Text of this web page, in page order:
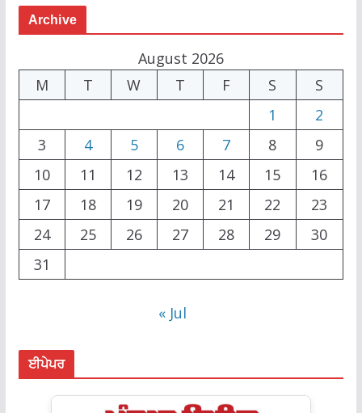
Archive
August 2026
M
T W T F S
S
1
2
3
4 5 6 7 8
9
10
11 12 13 14 15
16
17
18 19 20 21 22
23
24
25 26 27 28 29
30
31
« Jul
ਈਪੇਪਰ